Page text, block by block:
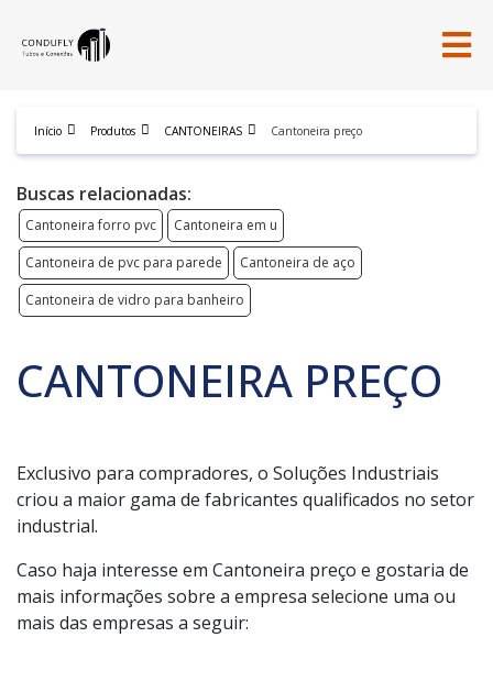
Início Produtos CANTONEIRAS Cantoneira preço
Buscas relacionadas:
Cantoneira forro pvc
Cantoneira em u
Cantoneira de pvc para parede
Cantoneira de aço
Cantoneira de vidro para banheiro
CANTONEIRA PREÇO
Exclusivo para compradores, o Soluções Industriais
criou a maior gama de fabricantes qualificados no setor
industrial.
Caso haja interesse em Cantoneira preço e gostaria de
mais informações sobre a empresa selecione uma ou
mais das empresas a seguir: